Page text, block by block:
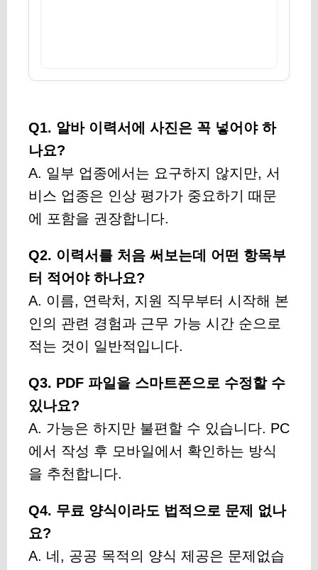
Q1. 알바 이력서에 사진은 꼭 넣어야 하
나요?
A. 일부 업종에서는 요구하지 않지만, 서
비스 업종은 인상 평가가 중요하기 때문
에 포함을 권장합니다.
Q2. 이력서를 처음 써보는데 어떤 항목부
터 적어야 하나요?
A. 이름, 연락처, 지원 직무부터 시작해 본
인의 관련 경험과 근무 가능 시간 순으로
적는 것이 일반적입니다.
Q3. PDF 파일을 스마트폰으로 수정할 수
있나요?
A. 가능은 하지만 불편할 수 있습니다. PC
에서 작성 후 모바일에서 확인하는 방식
을 추천합니다.
Q4. 무료 양식이라도 법적으로 문제 없나
요?
A. 네, 공공 목적의 양식 제공은 문제없습